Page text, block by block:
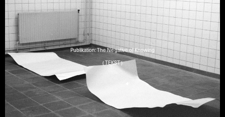
Publikation: The Negative of Knowing
( TEKST )